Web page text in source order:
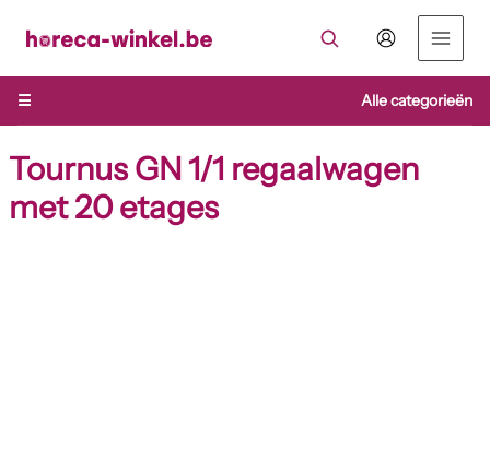
naar
inhoud
☰
Alle categorieën
Tournus GN 1/1 regaalwagen
met 20 etages